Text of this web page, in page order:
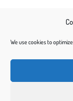
We use cookies to